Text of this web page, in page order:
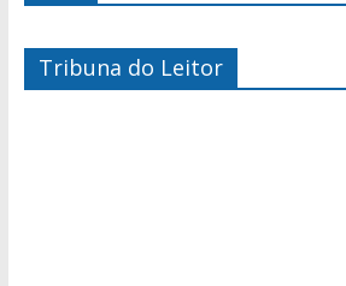
Tribuna do Leitor